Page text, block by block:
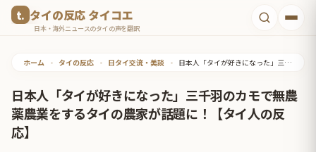
タイの反応 タイコエ
日本・海外ニュースのタイの声を翻訳
ホーム • タイの反応 • 日タイ交流・美談 • 日本人「タイが好きになった」三千羽のカモで無農薬農業をするタイの農家が話題に！【タイ人の反応】
日本人「タイが好きになった」三千羽のカモで無農
薬農業をするタイの農家が話題に！【タイ人の反
応】